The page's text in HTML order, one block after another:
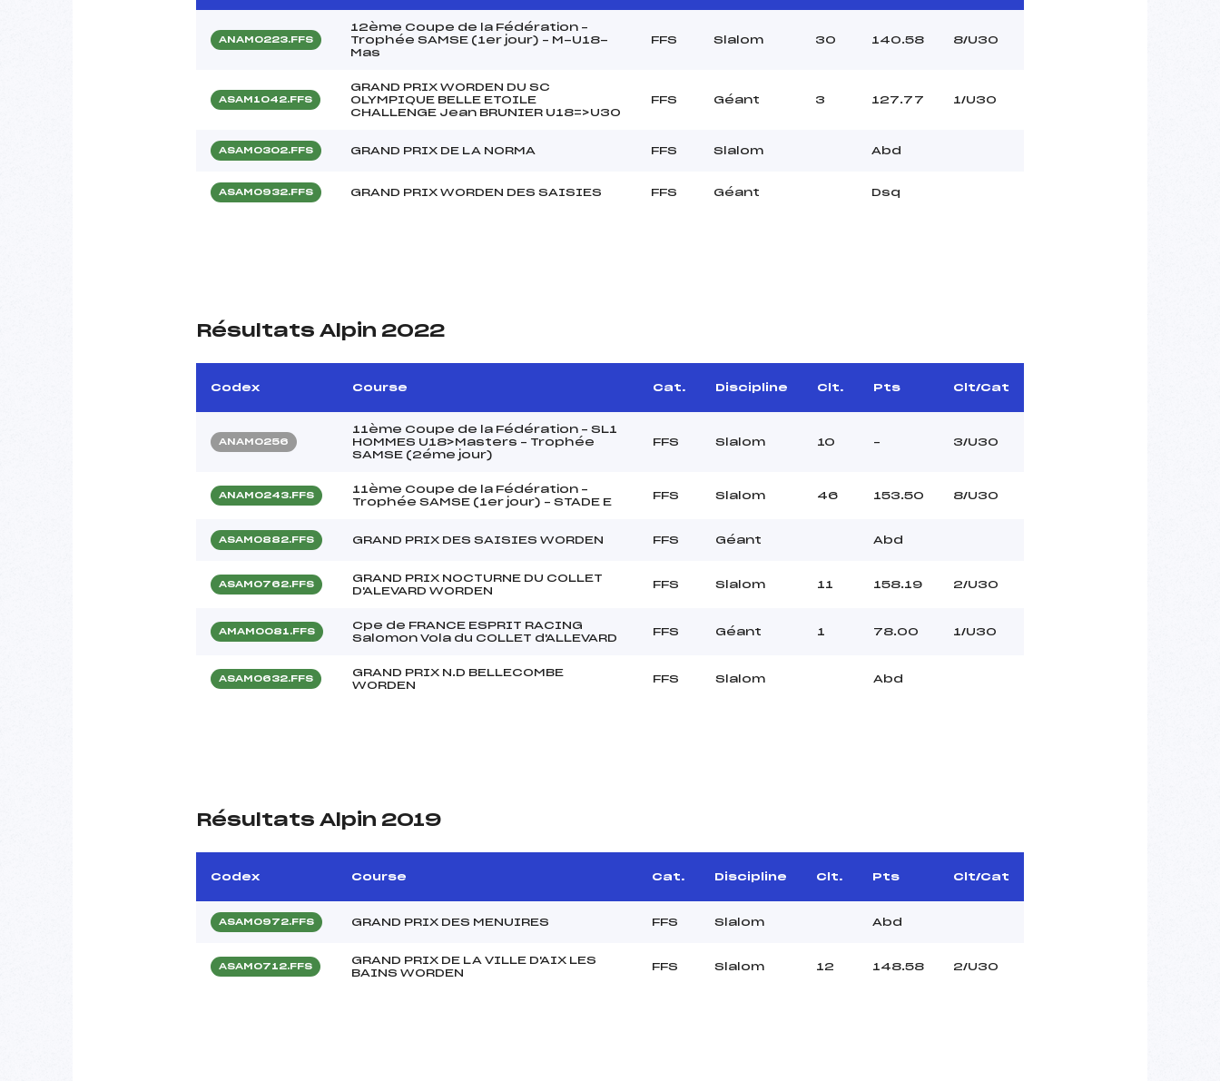
ANAM0223.FFS
12ème Coupe de la Fédération –
Trophée SAMSE (1er jour) – M-U18-
Mas
FFS Slalom 30 140.58 8/U30
ASAM1042.FFS
GRAND PRIX WORDEN DU SC
OLYMPIQUE BELLE ETOILE
CHALLENGE Jean BRUNIER U18=>U30
FFS Géant 3 127.77 1/U30
ASAM0302.FFS GRAND PRIX DE LA NORMA FFS Slalom Abd
ASAM0932.FFS GRAND PRIX WORDEN DES SAISIES FFS Géant Dsq
Résultats Alpin 2022
Codex Course Cat. Discipline Clt. Pts Clt/Cat
ANAM0256
11ème Coupe de la Fédération – SL1
HOMMES U18>Masters – Trophée
SAMSE (2éme jour)
FFS Slalom 10 – 3/U30
ANAM0243.FFS
11ème Coupe de la Fédération –
Trophée SAMSE (1er jour) – STADE E
FFS Slalom 46 153.50 8/U30
ASAM0882.FFS GRAND PRIX DES SAISIES WORDEN FFS Géant Abd
ASAM0762.FFS
GRAND PRIX NOCTURNE DU COLLET
D'ALEVARD WORDEN
FFS Slalom 11 158.19 2/U30
AMAM0081.FFS
Cpe de FRANCE ESPRIT RACING
Salomon Vola du COLLET d'ALLEVARD
FFS Géant 1 78.00 1/U30
ASAM0632.FFS
GRAND PRIX N.D BELLECOMBE
WORDEN
FFS Slalom Abd
Résultats Alpin 2019
Codex Course Cat. Discipline Clt. Pts Clt/Cat
ASAM0972.FFS GRAND PRIX DES MENUIRES FFS Slalom Abd
ASAM0712.FFS
GRAND PRIX DE LA VILLE D'AIX LES
BAINS WORDEN
FFS Slalom 12 148.58 2/U30